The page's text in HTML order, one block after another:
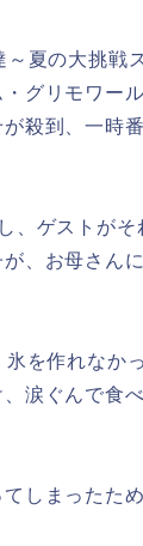
夏の大挑戦
グリモワー
殺到、一時
、ゲストがそ
、お母さん
を作れなか
涙ぐんで食
しまったた